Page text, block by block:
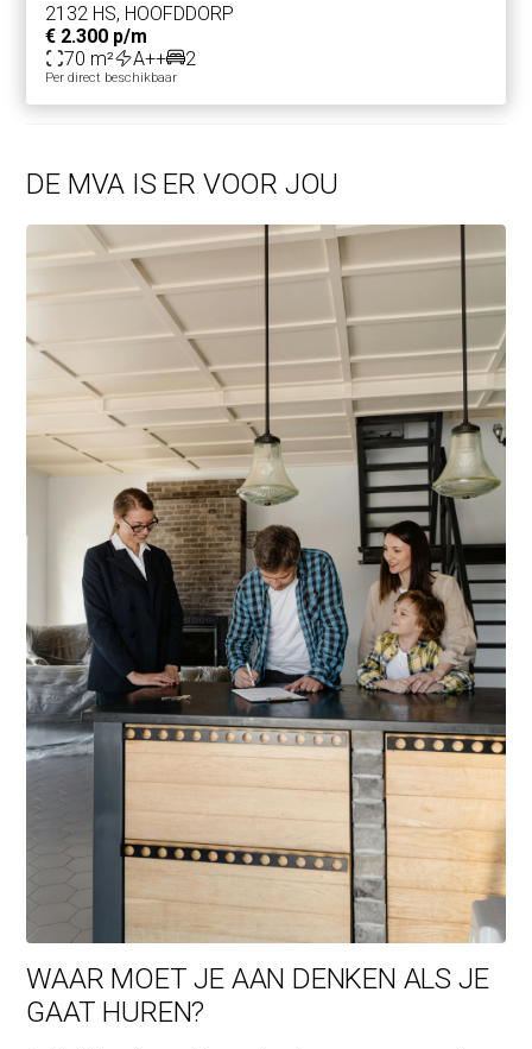
2132 HS, HOOFDDORP
€ 2.300 p/m
70 m²
A++ 2
Per direct beschikbaar
DE MVA IS ER VOOR JOU
WAAR MOET JE AAN DENKEN ALS JE
GAAT HUREN?